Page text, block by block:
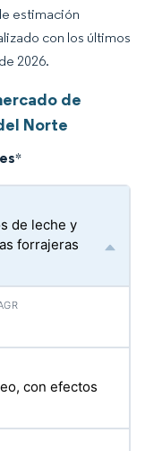
estimación
con los últimos
2026.
de
Norte
*
de leche y
forrajeras
con efectos